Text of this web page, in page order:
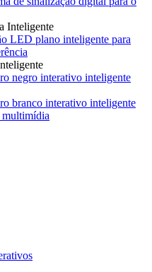
Inteligente
LED plano inteligente para
negro interativo inteligente
branco interativo inteligente
multimídia